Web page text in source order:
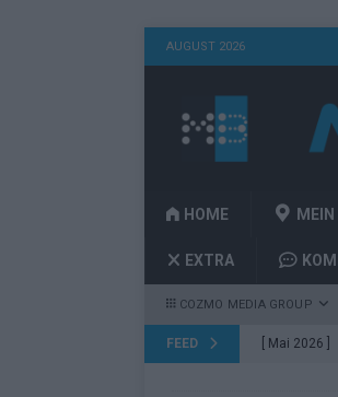
AUGUST 2026
HOME
EXTRA
COZMO MEDIA GROUP
FEED [ Mai 2026 ]